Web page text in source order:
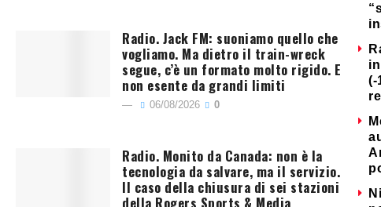
Radio. Jack FM: suoniamo quello che
vogliamo. Ma dietro il train-wreck
segue, c’è un formato molto rigido. E
non esente da grandi limiti
06/08/2026 0
Radio. Monito da Canada: non è la
tecnologia da salvare, ma il servizio.
Il caso della chiusura di sei stazioni
della Rogers Sports & Media
(-